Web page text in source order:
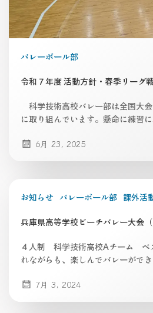
バレーボール部
令和７年度 活動方針・春季リーグ
科学技術高校バレー部は全国大
に取り組んでいます。懸命に練習
6月 23, 2025
お知らせ バレーボール部 課外活
兵庫県高等学校ビーチバレー大会（
４人制 科学技術高校Aチーム ベ
れながらも、楽しんでバレーがで
7月 3, 2024